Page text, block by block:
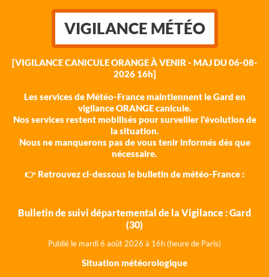
VIGILANCE MÉTÉO
[VIGILANCE CANICULE ORANGE À VENIR - MAJ DU 06-08-
2026 16h]
Les services de Météo-France maintiennent le Gard en
vigilance ORANGE canicule.
Nos services restent mobilisés pour surveiller l'évolution de
la situation.
Nous ne manquerons pas de vous tenir informés dès que
nécessaire.
👉 Retrouvez ci-dessous le bulletin de météo-France :
Bulletin de suivi départemental de la Vigilance : Gard
(30)
Publié le mardi 6 août 2026 à 16h (heure de Paris)
Situation météorologique